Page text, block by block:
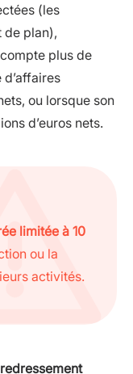
(les
de plan),
plus de
ou lorsque son
d’euros nets.
limitée à 10
ou la
activités.